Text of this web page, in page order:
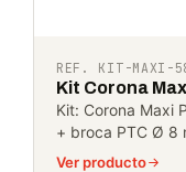
REF. KIT-MAXI-
Kit Corona
Kit: Corona Maxi
+ broca PTC Ø 8
Ver producto